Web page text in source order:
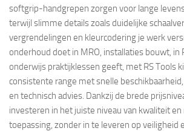
softgrip-handgrepen zorgen voor lange
terwijl slimme details zoals duidelijke
vergrendelingen en kleurcodering je werk
onderhoud doet in MRO, installaties bouwt, in
onderwijs praktijklessen geeft, met RS Tools
consistente range met snelle
en technisch advies. Dankzij de brede
investeren in het juiste niveau van kwaliteit
toepassing, zonder in te leveren op veiligheid